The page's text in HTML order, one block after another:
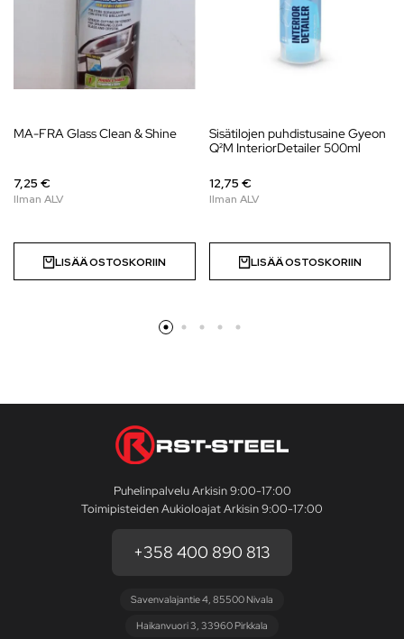
MA-FRA Glass Clean & Shine
7,25 €
LISÄÄ OSTOSKORIIN
Sisätilojen puhdistusaine Gyeon
Q²M InteriorDetailer 500ml
12,75 €
LISÄÄ OSTOSKORIIN
Puhelinpalvelu Arkisin 9:00-17:00
Toimipisteiden Aukioloajat Arkisin 9:00-17:00
+358 400 890 813
Savenvalajantie 4, 85500 Nivala
Haikanvuori 3, 33960 Pirkkala